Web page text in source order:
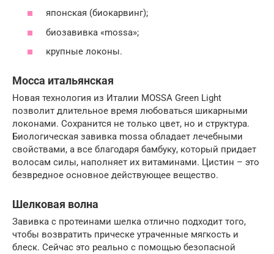
японская (биокарвинг);
биозавивка «mossa»;
крупные локоны.
Мосса итальянская
Новая технология из Италии MOSSA Green Light
позволит длительное время любоваться шикарными
локонами. Сохранится не только цвет, но и структура.
Биологическая завивка mossa обладает лечебными
свойствами, а все благодаря бамбуку, который придает
волосам силы, наполняет их витаминами. Цистин – это
безвредное основное действующее вещество.
Шелковая волна
Завивка с протеинами шелка отлично подходит того,
чтобы возвратить прическе утраченные мягкость и
блеск. Сейчас это реально с помощью безопасной